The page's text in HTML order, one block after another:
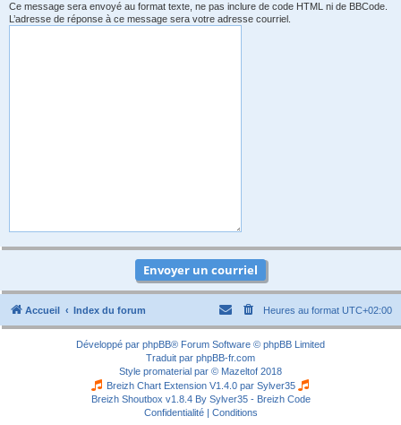
Ce message sera envoyé au format texte, ne pas inclure de code HTML ni de BBCode.
L’adresse de réponse à ce message sera votre adresse courriel.
Accueil Index du forum Heures au format UTC+02:00
Développé par phpBB® Forum Software © phpBB Limited
Traduit par phpBB-fr.com
Style promaterial par © Mazeltof 2018
Breizh Chart Extension V1.4.0 par Sylver35
Breizh Shoutbox v1.8.4 By Sylver35 - Breizh Code
Confidentialité| Conditions